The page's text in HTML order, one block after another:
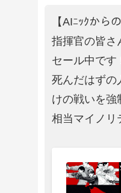
【AIﾆｯｸから
指揮官の皆さ
セール中です
死んだはずの
けの戦いを強
相当マイノリ